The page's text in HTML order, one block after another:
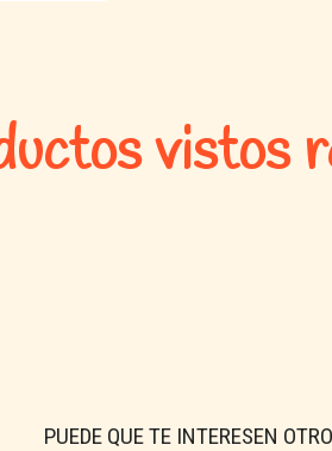
vistos
PUEDE QUE TE INTERESEN